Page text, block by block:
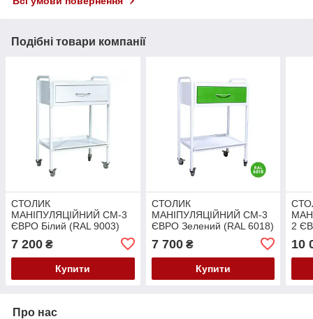
Подібні товари компанії
СТОЛИК
МАНІПУЛЯЦІЙНИЙ СМ-3
ЄВРО Білий (RAL 9003)
7 200 ₴
Купити
СТОЛИК
МАНІПУЛЯЦІЙНИЙ СМ-3
ЄВРО Зелений (RAL 6018)
7 700₴
Купити
2
10
Про нас